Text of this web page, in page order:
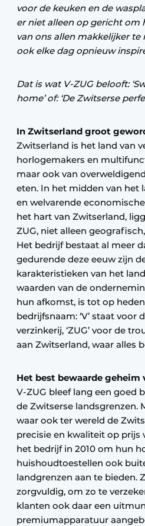
voor de keuken en de
er niet alleen op gericht om
van ons allen makkelijker te
ook elke dag opnieuw
Dat is wat V-ZUG belooft:
home’ of: ‘De Zwitserse
In Zwitserland groot
Zwitserland is het land van
horlogemakers en
maar ook van
eten. In het midden van het
en welvarende
het hart van Zwitserland,
ZUG, niet alleen
Het bedrijf bestaat al meer
gedurende deze eeuw zijn
karakteristieken van het
waarden van de
hun afkomst, is tot op
bedrijfsnaam: ‘V’ staat voor
verzinkerij, ‘ZUG’ voor de
aan Zwitserland, waar alles
Het best bewaarde geheim
V-ZUG bleef lang een goed
de Zwitserse landsgrenzen.
waar ook ter wereld de
precisie en kwaliteit op prijs
het bedrijf in 2010 om hun
huishoudtoestellen ook
landgrenzen aan te bieden.
zorgvuldig, om zo te
klanten ook daar een
premiumapparatuur